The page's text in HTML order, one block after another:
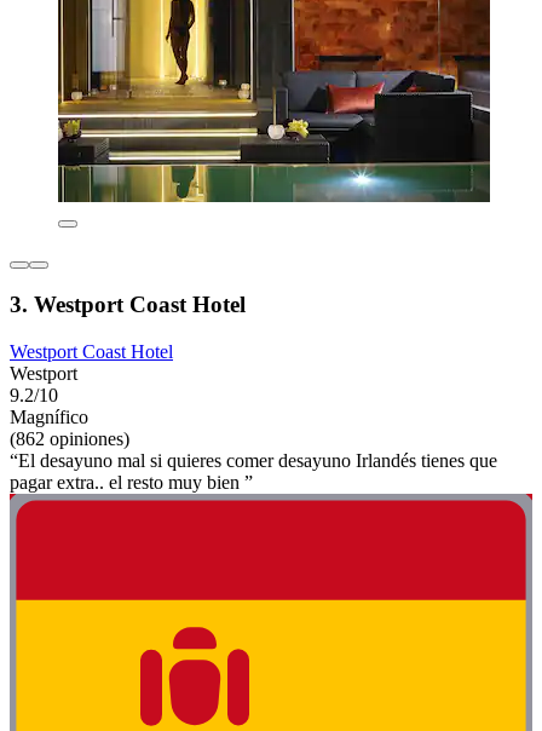
3. Westport Coast Hotel
Westport Coast Hotel
Westport
9.2/10
Magnífico
(862 opiniones)
“El desayuno mal si quieres comer desayuno Irlandés tienes que
pagar extra.. el resto muy bien ”